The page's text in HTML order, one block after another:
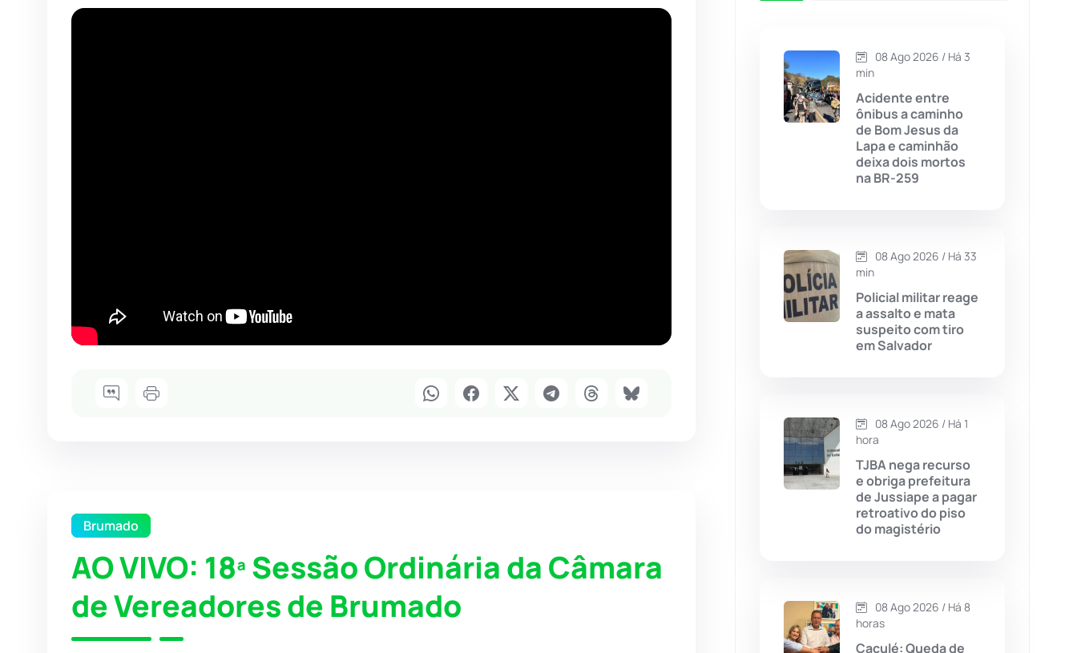
Brumado
AO VIVO: 18ª Sessão Ordinária da Câmara
de Vereadores de Brumado
Caetité (1504)
Candiba
Cândido Sales
Caturama
Chapada Diamantina
Cordeiros
Dom Basílio (391)
Érico Cardoso
08 Ago 2026 / Há 3
min
Acidente entre
ônibus a caminho
de Bom Jesus da
Lapa e caminhão
deixa dois mortos
na BR-259
08 Ago 2026 / Há 33
min
Policial militar reage
a assalto e mata
suspeito com tiro
em Salvador
08 Ago 2026 / Há 1
hora
TJBA nega recurso
e obriga prefeitura
de Jussiape a pagar
retroativo do piso
do magistério
08 Ago 2026 / Há 8
horas
Caculé: Queda de